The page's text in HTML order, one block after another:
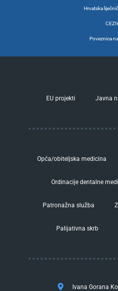
Hrvatska
Poveznica
EU projekti Javna
Opća/obiteljska medicina
Ordinacije dentalne
Patronažna služba
Palijativna skrb
Ivana Gorana